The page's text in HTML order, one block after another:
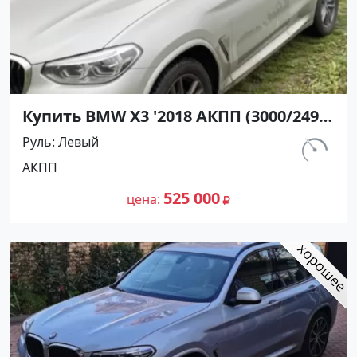
Купить BMW X3 '2018 АКПП (3000/249
л.с.) Дизель турбонаддув Юровка
цвет Серебряный Внедорожник по
цене 525000 рублей, объявление
№22865 на сайте Авторынок23
км.
Руль Левый
АКПП
цена 525 000